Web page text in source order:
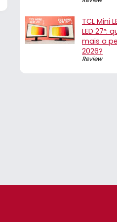
TCL Mini
LED 27″:
mais a
2026?
Review